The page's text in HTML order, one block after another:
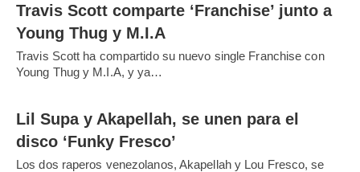
Travis Scott comparte ‘Franchise’ junto a
Young Thug y M.I.A
Travis Scott ha compartido su nuevo single Franchise con
Young Thug y M.I.A, y ya…
Lil Supa y Akapellah, se unen para el
disco ‘Funky Fresco’
Los dos raperos venezolanos, Akapellah y Lou Fresco, se